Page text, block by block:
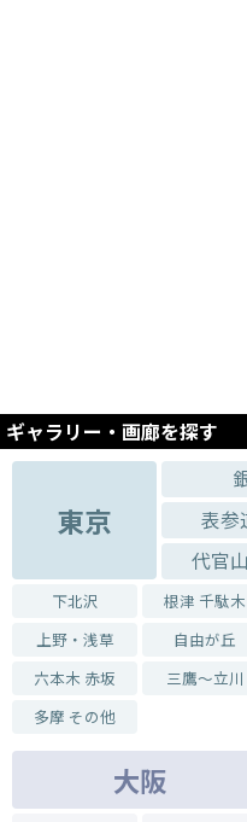
ギャラリー・画廊を探す
東京
表参
代官
下北沢 根津 千駄木
上野・浅草
自由が丘
六本木 赤坂
三鷹～立川
多摩 その他
大阪